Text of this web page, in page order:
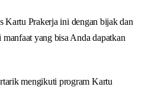
Kartu Prakerja ini dengan bijak dan
yang bisa Anda dapatkan
mengikuti program Kartu